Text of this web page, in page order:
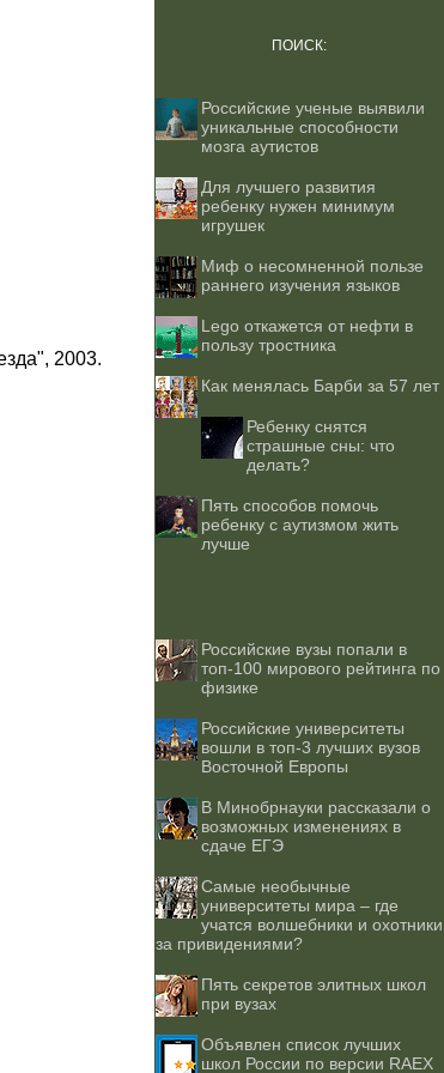
2003.
ПОИСК:
Российские ученые выявили
уникальные способности
мозга аутистов
Для лучшего развития
ребенку нужен минимум
игрушек
Миф о несомненной пользе
раннего изучения языков
Lego откажется от нефти в
пользу тростника
Как менялась Барби за 57 лет
Ребенку снятся
страшные сны: что
делать?
Пять способов помочь
ребенку с аутизмом жить
лучше
Российские вузы попали в
топ-100 мирового рейтинга по
физике
Российские университеты
вошли в топ-3 лучших вузов
Восточной Европы
В Минобрнауки рассказали о
возможных изменениях в
сдаче ЕГЭ
Самые необычные
университеты мира – где
учатся волшебники и охотники
за привидениями?
Пять секретов элитных школ
при вузах
Объявлен список лучших
школ России по версии RAEX